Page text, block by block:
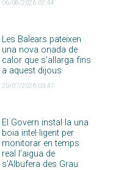
06/08/2026 02:44
Les Balears pateixen
una nova onada de
calor que s’allarga fins
a aquest dijous
20/07/2026 03:47
El Govern instal·la una
boia intel·ligent per
monitorar en temps
real l’aigua de
s’Albufera des Grau